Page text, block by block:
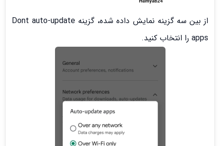
از بین سه گزینه نمایش داده شده، گزینه Dont auto-update
apps را انتخاب کنید.